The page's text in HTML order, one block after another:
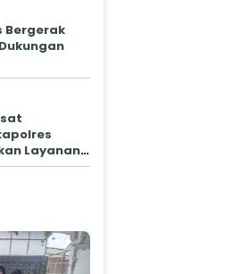
Bergerak
Layanan